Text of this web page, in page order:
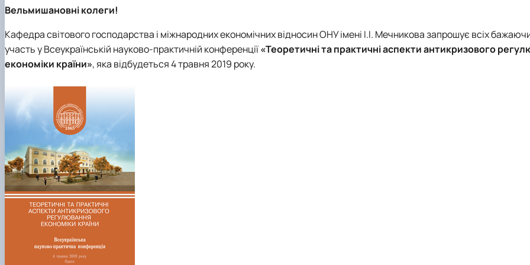
Вельмишановні колеги!
Кафедра світового господарства і міжнародних економічних відносин ОНУ імені І.І. Мечникова запрошує всіх
участь у Всеукраїнській науково-практичній конференції«Теоретичні та практичні аспекти антикризового
економіки країни», яка відбудеться 4 травня 2019 року.